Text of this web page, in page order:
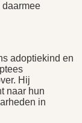
daarmee
adoptiekind en
Hij
naar hun
in